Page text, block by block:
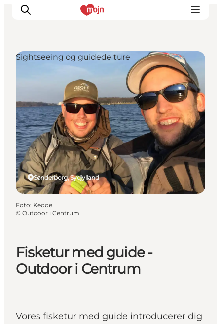
Oplevelser
Byer & Steder
Det sker
Overnatning
Planlæg din ferie
Booking
Fisketur med guide -
Outdoor i Centrum
Vores fisketur med guide introducerer dig
Sønderborg, Sydjylland
Sightseeing og guidede ture
Foto: Kedde
© Outdoor i Centrum